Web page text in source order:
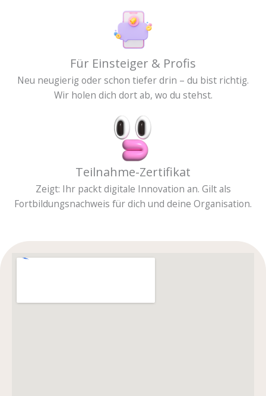
Für Einsteiger & Profis
Neu neugierig oder schon tiefer drin – du bist richtig.
Wir holen dich dort ab, wo du stehst.
Teilnahme-Zertifikat
Zeigt: Ihr packt digitale Innovation an. Gilt als
Fortbildungsnachweis für dich und deine Organisation.